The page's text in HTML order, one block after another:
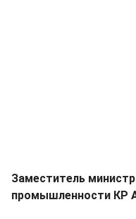
Заместитель
промышленности КР